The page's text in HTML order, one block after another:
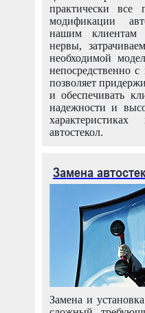
практически все
модификации
нашим клиентам
нервы,
необходимой
непосредственно
позволяет
и обеспечивать
надежности и
автостекол.
Замена
Замена и